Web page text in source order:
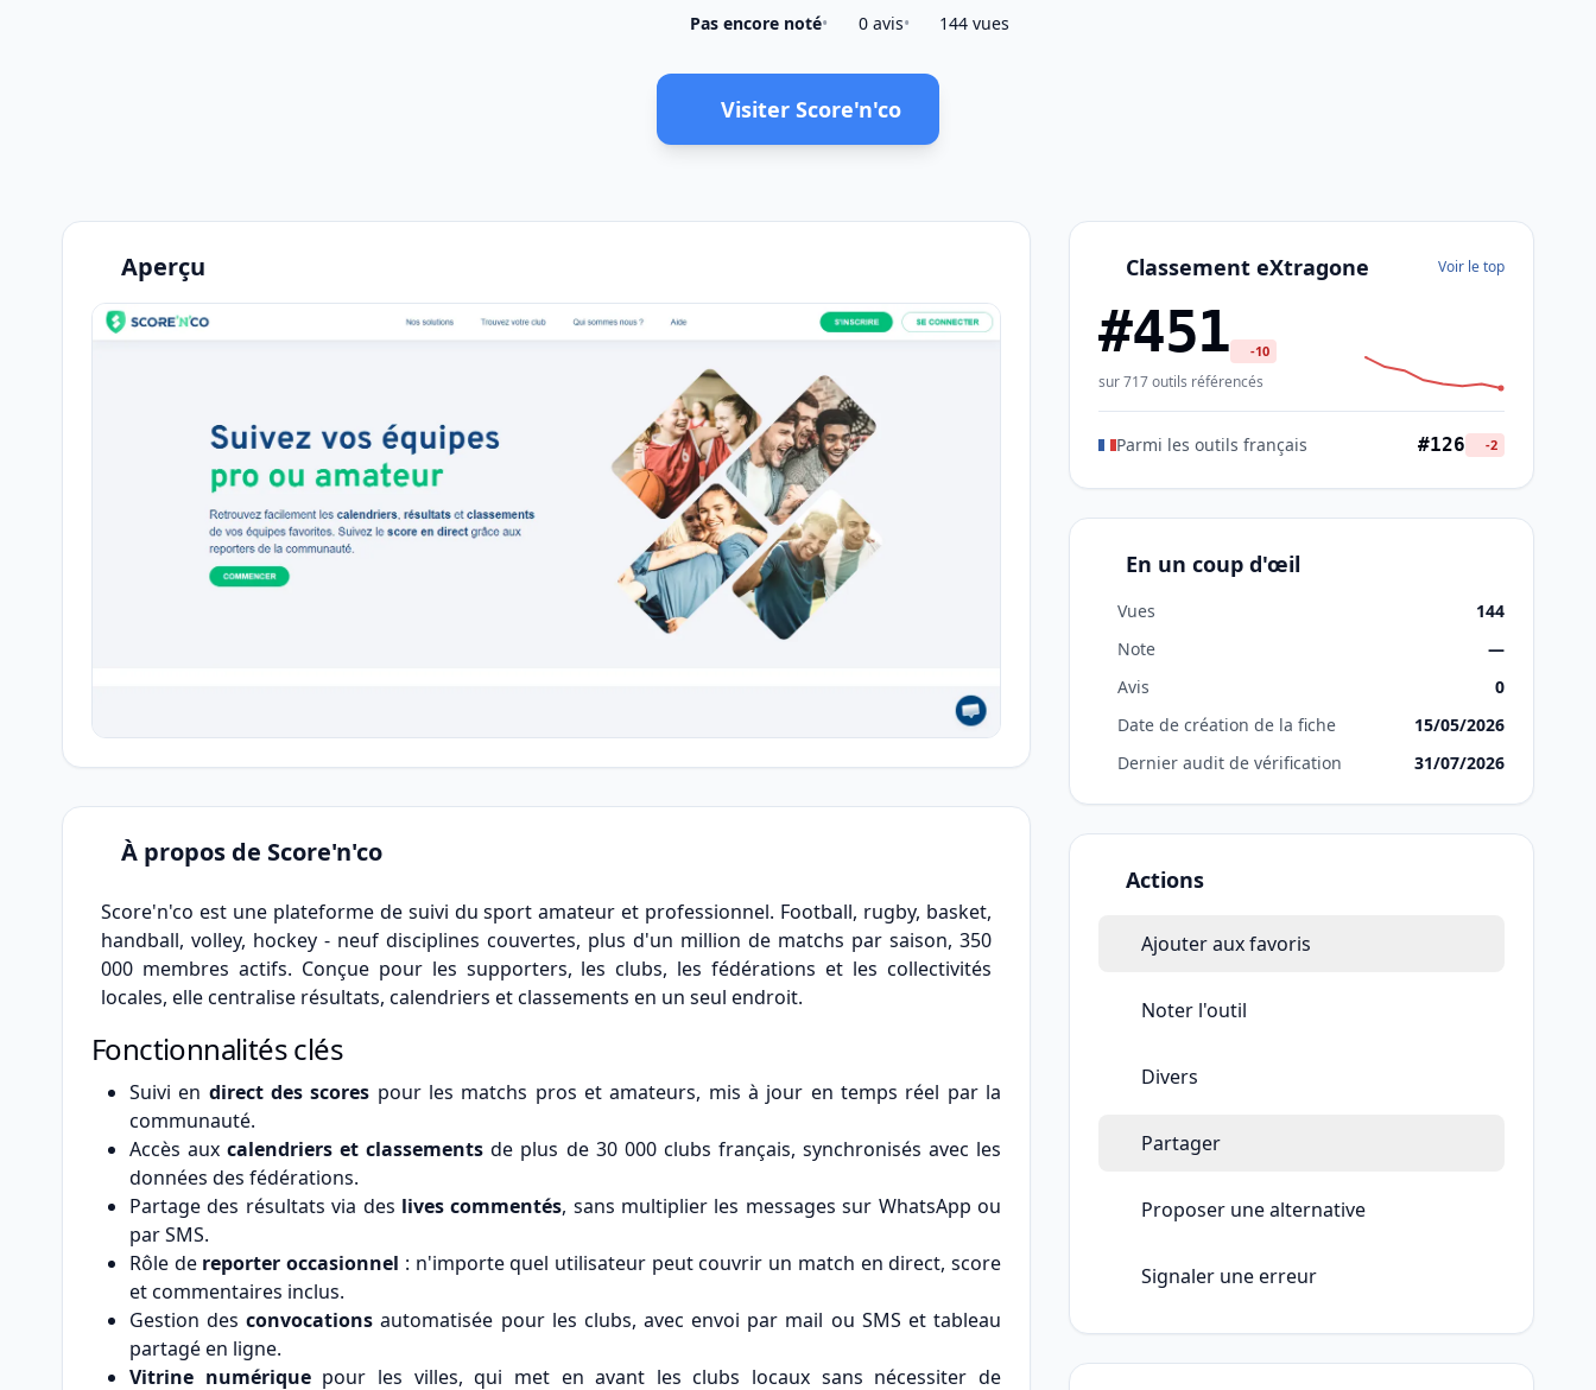
Pas encore noté• 0 avis• 144 vues
Visiter Score'n'co
Aperçu
À propos de Score'n'co
Score'n'co est une plateforme de suivi du sport amateur et professionnel. Football, rugby, basket,
handball, volley, hockey - neuf disciplines couvertes, plus d'un million de matchs par saison, 350
000 membres actifs. Conçue pour les supporters, les clubs, les fédérations et les collectivités
locales, elle centralise résultats, calendriers et classements en un seul endroit.
Fonctionnalités clés
Suivi en direct des scores pour les matchs pros et amateurs, mis à jour en temps réel par la
communauté.
Accès auxcalendriers et classements de plus de 30 000 clubs français, synchronisés avec les
données des fédérations.
Partage des résultats via des lives commentés, sans multiplier les messages sur WhatsApp ou
par SMS.
Rôle de reporter occasionnel : n'importe quel utilisateur peut couvrir un match en direct, score
et commentaires inclus.
Gestion desconvocations automatisée pour les clubs, avec envoi par mail ou SMS et tableau
partagé en ligne.
Vitrine numériquepour les villes, qui met en avant les clubs locaux sans nécessiter de
Classement eXtragone Voir le top
#451 -10
sur 717 outils référencés
Parmi les outils français #126 -2
En un coup d'œil
Vues
144
Note
—
Avis
0
Date de création de la fiche
15/05/2026
Dernier audit de vérification
31/07/2026
Actions
Ajouter aux favoris
Noter l'outil
Divers
Partager
Proposer une alternative
Signaler une erreur